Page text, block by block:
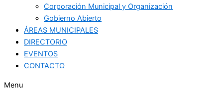
Corporación Municipal y Organización
Gobierno Abierto
ÁREAS MUNICIPALES
DIRECTORIO
EVENTOS
CONTACTO
Menu